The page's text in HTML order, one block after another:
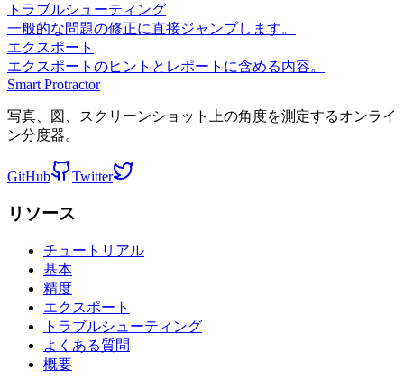
トラブルシューティング
一般的な問題の修正に直接ジャンプします。
エクスポート
エクスポートのヒントとレポートに含める内容。
Smart Protractor
写真、図、スクリーンショット上の角度を測定するオンライ
ン分度器。
GitHub Twitter
リソース
チュートリアル
基本
精度
エクスポート
トラブルシューティング
よくある質問
概要